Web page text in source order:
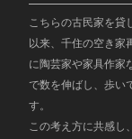
こちらの古民家を貸
以来、千住の空き家
に陶芸家や家具作家
で数を伸ばし、歩い
す。
この考え方に共感し